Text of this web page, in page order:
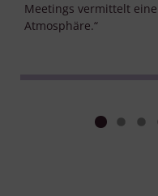
Meetings vermittelt
Atmosphäre.“